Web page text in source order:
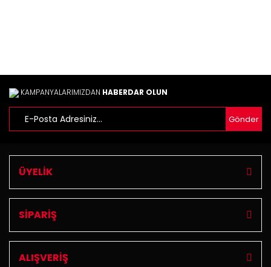
KAMPANYALARIMIZDAN HABERDAR OLUN
Gönder
ÜYELİK
SİPARİŞ
ALIŞVERİŞ